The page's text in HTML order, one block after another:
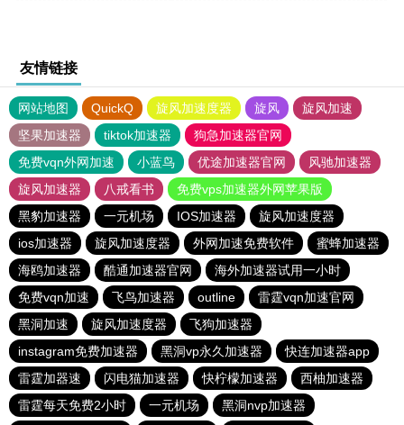
友情链接
网站地图 QuickQ 旋风加速度器 旋风
旋风加速
坚果加速器
tiktok加速器
狗急加速器官网
免费vqn外网加速
小蓝鸟 优途加速器官网
风驰加速器
旋风加速器
八戒看书
免费vps加速器外网苹果版
黑豹加速器
一元机场 IOS加速器
旋风加速度器
ios加速器
旋风加速度器 外网加速免费软件
蜜蜂加速器
海鸥加速器
酷通加速器官网
海外加速器试用一小时
免费vqn加速
飞鸟加速器 outline
雷霆vqn加速官网
黑洞加速
旋风加速度器
飞狗加速器
instagram免费加速器
黑洞vp永久加速器
快连加速器app
雷霆加器速
闪电猫加速器 快柠檬加速器
西柚加速器
雷霆每天免费2小时
一元机场 黑洞nvp加速器